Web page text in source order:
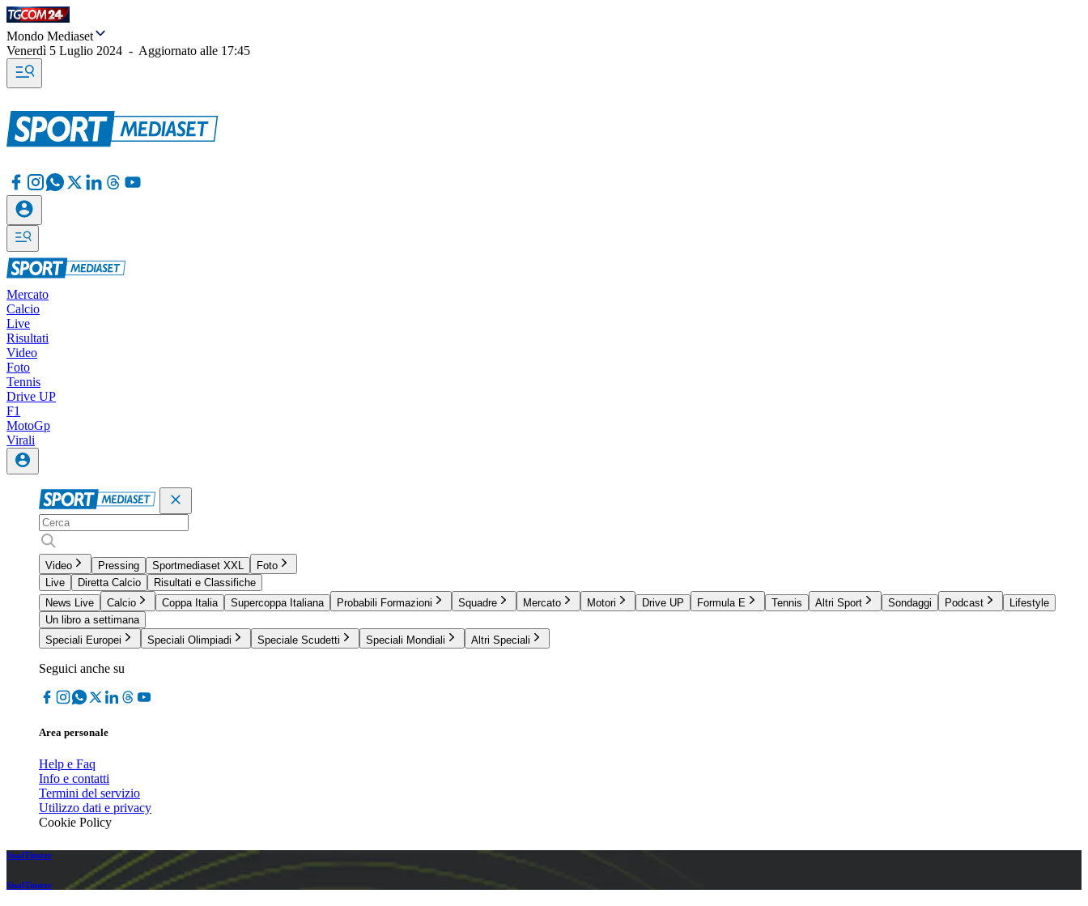
Mondo Mediaset
Venerdì 5 Luglio 2024 - Aggiornato alle 17:45
Mercato
Calcio
Live
Risultati
Video
Foto
Tennis
Drive UP
F1
MotoGp
Virali
Video Pressing Sportmediaset XXL
Foto
Live
Diretta Calcio
Risultati e Classifiche
News Live
Calcio Coppa Italia Supercoppa Italiana Probabili Formazioni Squadre Mercato Motori Drive UP Formula E Tennis Altri Sport Sondaggi Podcast
Lifestyle
Un libro a settimana
Speciali Europei
Speciali Olimpiadi Speciale Scudetti Speciali Mondiali Altri Speciali
Seguici anche su
Area personale
Help e Faq
Info e contatti
Termini del servizio
Utilizzo dati e privacy
Cookie Policy
SisalTipster
SisalTipster